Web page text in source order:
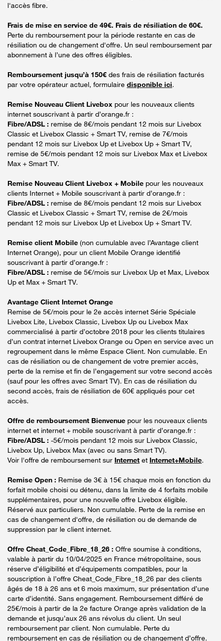
l'accès fibre.
Frais de mise en service de 49€. Frais de résiliation de 60€.
Perte du remboursement pour la période restante en cas de
résiliation ou de changement d'offre. Un seul remboursement par
abonnement à l’une des offres éligibles.
Remboursement jusqu’à 150€ des frais de résiliation facturés
par votre opérateur actuel, formulaire disponible ici.
Remise Nouveau Client Livebox pour les nouveaux clients
internet souscrivant à partir d’orange.fr :
Fibre/ADSL : remise de 8€/mois pendant 12 mois sur Livebox
Classic et Livebox Classic + Smart TV, remise de 7€/mois
pendant 12 mois sur Livebox Up et Livebox Up + Smart TV,
remise de 5€/mois pendant 12 mois sur Livebox Max et Livebox
Max + Smart TV.
Remise Nouveau Client Livebox + Mobile pour les nouveaux
clients Internet + Mobile souscrivant à partir d’orange.fr :
Fibre/ADSL : remise de 8€/mois pendant 12 mois sur Livebox
Classic et Livebox Classic + Smart TV, remise de 2€/mois
pendant 12 mois sur Livebox Up et Livebox Up + Smart TV.
Remise client Mobile (non cumulable avec l’Avantage client
Internet Orange), pour un client Mobile Orange identifié
souscrivant à partir d’orange.fr :
Fibre/ADSL : remise de 5€/mois sur Livebox Up et Max, Livebox
Up et Max + Smart TV.
Avantage Client Internet Orange
Remise de 5€/mois pour le 2e accès internet Série Spéciale
Livebox Lite, Livebox Classic, Livebox Up ou Livebox Max
commercialisé à partir d’octobre 2018 pour les clients titulaires
d’un contrat internet Livebox Orange ou Open en service avec un
regroupement dans le même Espace Client. Non cumulable. En
cas de résiliation ou de changement de votre premier accès,
perte de la remise et fin de l’engagement sur votre second accès
(sauf pour les offres avec Smart TV). En cas de résiliation du
second accès, frais de résiliation de 60€ appliqués pour cet
accès.
Offre de remboursement Bienvenue pour les nouveaux clients
internet et internet + mobile souscrivant à partir d’orange.fr :
Fibre/ADSL : -5€/mois pendant 12 mois sur Livebox Classic,
Livebox Up, Livebox Max (avec ou sans Smart TV).
Voir l'offre de remboursement sur Internet et Internet+Mobile.
Remise Open : Remise de 3€ à 15€ chaque mois en fonction du
forfait mobile choisi ou détenu, dans la limite de 4 forfaits mobile
supplémentaires, pour une nouvelle offre Livebox éligible.
Réservé aux particuliers. Non cumulable. Perte de la remise en
cas de changement d'offre, de résiliation ou de demande de
suppression par le client internet.
Offre Cheat_Code_Fibre_18_26 : Offre soumise à conditions,
valable à partir du 10/04/2025 en France métropolitaine, sous
réserve d’éligibilité et d’équipements compatibles, pour la
souscription à l’offre Cheat_Code_Fibre_18_26 par des clients
âgés de 18 à 26 ans et 6 mois maximum, sur présentation d’une
carte d’identité. Sans engagement. Remboursement différé de
25€/mois à partir de la 2e facture Orange après validation de la
demande et jusqu’aux 26 ans révolus du client. Un seul
remboursement par client. Non cumulable. Perte du
remboursement en cas de résiliation ou de changement d’offre.